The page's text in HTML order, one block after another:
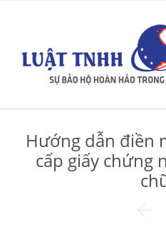
Hướng dẫn điền
cấp giấy chứng
